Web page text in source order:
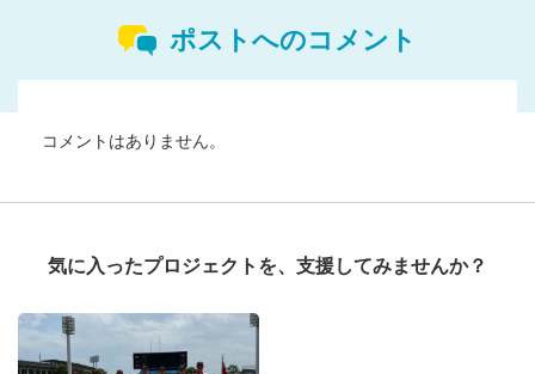
ポストへのコメント
コメントはありません。
気に入ったプロジェクトを、支援してみませんか？